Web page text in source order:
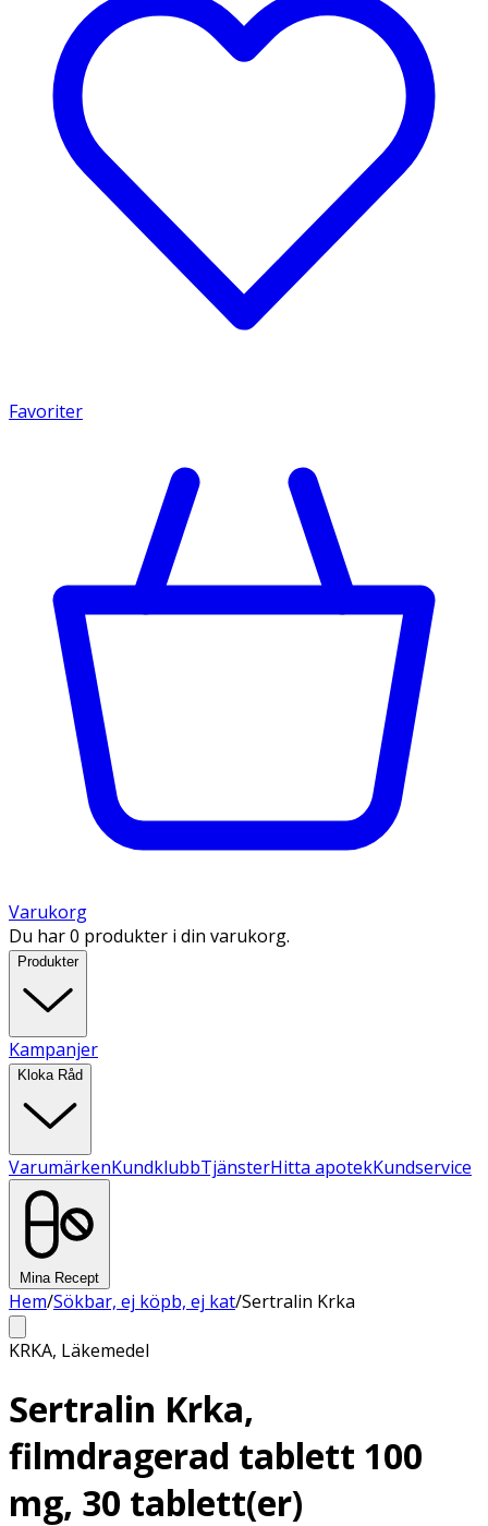
Favoriter
Varukorg
Du har 0 produkter i din varukorg.
Produkter
Kampanjer
Kloka Råd
VarumärkenKundklubbTjänsterHitta apotekKundservice
Mina Recept
Hem/Sökbar, ej köpb, ej kat/Sertralin Krka
KRKA, Läkemedel
Sertralin Krka,
filmdragerad tablett 100
mg, 30 tablett(er)